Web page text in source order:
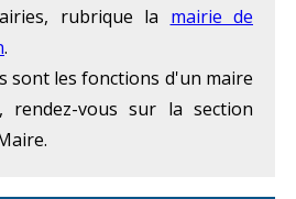
rubrique la mairie de
.
sont les fonctions d'un maire
rendez-vous sur la section